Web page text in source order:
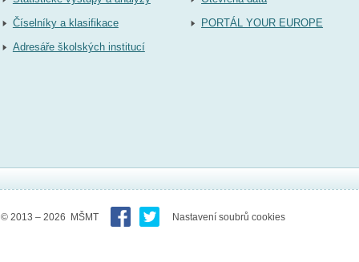
Číselníky a klasifikace
Adresáře školských institucí
PORTÁL YOUR EUROPE
© 2013 – 2026 MŠMT Nastavení soubrů cookies